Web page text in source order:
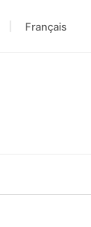
Français